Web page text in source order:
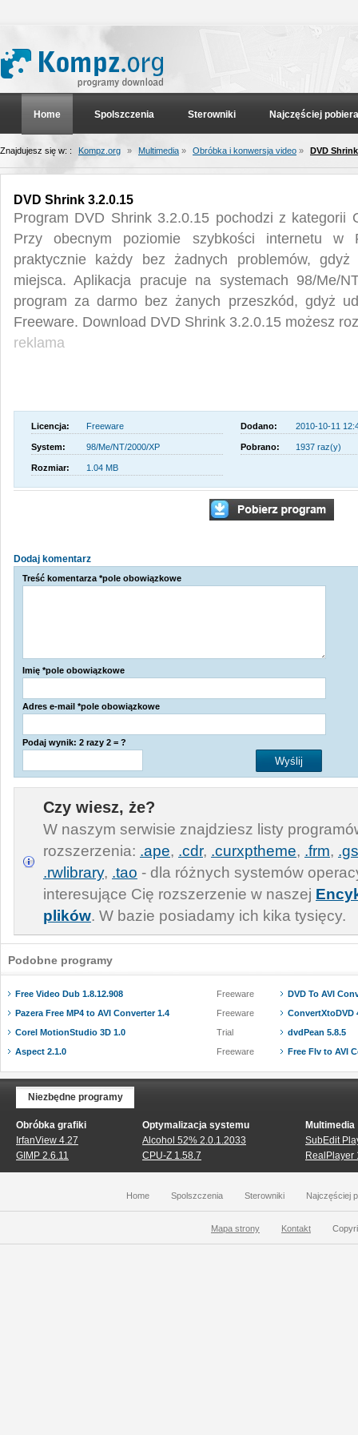
Home Spolszczenia Sterowniki Najczęściej
Znajdujesz się w: : Kompz.org » Multimedia » Obróbka i konwersja video » DVD
DVD Shrink 3.2.0.15
Program DVD Shrink 3.2.0.15 pochodzi z kategorii
Przy obecnym poziomie szybkości internetu w
praktycznie każdy bez żadnych problemów,
miejsca. Aplikacja pracuje na systemach 98/Me/
program za darmo bez żanych przeszkód, gdyż
Freeware. Download DVD Shrink 3.2.0.15 możesz
reklama
Licencja: Freeware Dodano: 2010-10-11
System: 98/Me/NT/2000/XP Pobrano: 1937 raz(y)
Rozmiar: 1.04 MB
Dodaj komentarz
Treść komentarza *pole obowiązkowe
Imię *pole obowiązkowe
Adres e-mail *pole obowiązkowe
Podaj wynik: 2 razy 2 = ?
Czy wiesz, że?
W naszym serwisie znajdziesz listy
rozszerzenia: .ape, .cdr, .curxptheme, .frm,
.rwlibrary, .tao - dla różnych systemów
interesujące Cię rozszerzenie w naszej
plików. W bazie posiadamy ich kika tysięcy.
Podobne programy
Free Video Dub 1.8.12.908
Freeware
Pazera Free MP4 to AVI Converter 1.4
Freeware
Corel MotionStudio 3D 1.0
Trial
Aspect 2.1.0
Freeware
DVD To AVI
ConvertXtoDVD
dvdPean 5.8.5
Free Flv to AVI
Niezbędne programy
Obróbka grafiki
IrfanView 4.27
GIMP 2.6.11
Optymalizacja systemu
Alcohol 52% 2.0.1.2033
CPU-Z 1.58.7
Multimedia
SubEdit
RealPlayer
Home Spolszczenia Sterowniki Najczęściej
Mapa strony Kontakt